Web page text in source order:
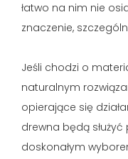
łatwo na nim nie
znaczenie,
Jeśli chodzi o
naturalnym
opierające się
drewna będą służyć
doskonałym